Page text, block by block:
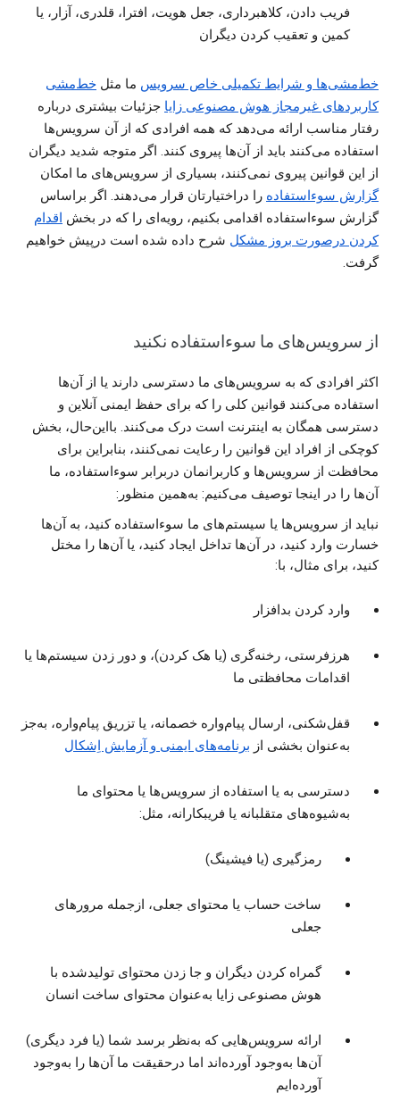
فریب دادن، کلاهبرداری، جعل هويت، افترا، قلدری، آزار، یا
کمین و تعقیب کردن دیگران
خط‌مشی‌ها و شرایط تکمیلی خاص سرویس ما مثل خط‌مشی
کاربردهای غیرمجاز هوش مصنوعی زایا جزئیات بیشتری درباره
رفتار مناسب ارائه می‌دهد که همه افرادی که از آن سرویس‌ها
استفاده می‌کنند باید از آن‌ها پیروی کنند. اگر متوجه شدید دیگران
از این قوانین پیروی نمی‌کنند، بسیاری از سرویس‌های ما امکان
گزارش سوءاستفاده را دراختیارتان قرار می‌دهند. اگر براساس
گزارش سوءاستفاده اقدامی بکنیم، رویه‌ای را که در بخش اقدام
کردن درصورت بروز مشکل شرح داده شده است درپیش خواهیم
گرفت.
از سرویس‌های ما سوءاستفاده نکنید
اکثر افرادی که به سرویس‌های ما دسترسی دارند یا از آن‌ها
استفاده می‌کنند قوانین کلی را که برای حفظ ایمنی آنلاین و
دسترسی همگان به اینترنت است درک می‌کنند. بااین‌حال، بخش
کوچکی از افراد این قوانین را رعایت نمی‌کنند، بنابراین برای
محافظت از سرویس‌ها و کاربرانمان دربرابر سوءاستفاده، ما
آن‌ها را در اینجا توصیف می‌کنیم: به‌همین منظور:
نباید از سرویس‌ها یا سیستم‌های ما سوءاستفاده کنید، به آن‌ها
خسارت وارد کنید، در آن‌ها تداخل ایجاد کنید، یا آن‌ها را مختل
کنید، برای مثال، با:
وارد کردن بدافزار
هرزفرستی، رخنه‌گری (یا هک کردن)، و دور زدن سیستم‌ها یا
اقدامات محافظتی ما
قفل‌شکنی، ارسال پیام‌واره خصمانه، یا تزریق پیام‌واره، به‌جز
به‌عنوان بخشی از برنامه‌های ایمنی و آزمایش اِشکال
دسترسی به یا استفاده از سرویس‌ها یا محتوای ما
به‌شیوه‌های متقلبانه یا فریبکارانه، مثل:
رمزگیری (یا فیشینگ)
ساخت حساب یا محتوای جعلی، ازجمله مرورهای
جعلی
گمراه کردن دیگران و جا زدن محتوای تولیدشده با
هوش مصنوعی زایا به‌عنوان محتوای ساخت انسان
ارائه سرویس‌هایی که به‌نظر برسد شما (یا فرد دیگری)
آن‌ها به‌وجود آورده‌اند اما درحقیقت ما آن‌ها را به‌وجود
آورده‌ایم